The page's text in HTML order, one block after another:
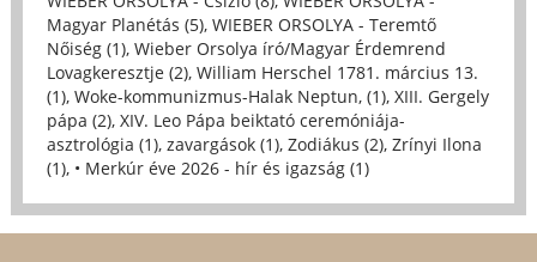
Magyar Planétás (5), WIEBER ORSOLYA - Teremtő
Nőiség (1), Wieber Orsolya író/Magyar Érdemrend
Lovagkeresztje (2), William Herschel 1781. március 13.
(1), Woke-kommunizmus-Halak Neptun, (1), XIII. Gergely
pápa (2), XIV. Leo Pápa beiktató ceremóniája-
asztrológia (1), zavargások (1), Zodiákus (2), Zrínyi Ilona
(1), • Merkúr éve 2026 - hír és igazság (1)